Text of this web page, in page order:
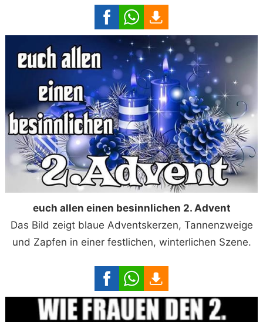
euch allen einen besinnlichen 2. Advent
Das Bild zeigt blaue Adventskerzen, Tannenzweige
und Zapfen in einer festlichen, winterlichen Szene.